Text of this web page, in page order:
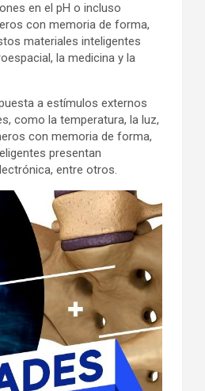
en el pH o incluso
con memoria de forma,
materiales inteligentes
la medicina y la
a estímulos externos
como la temperatura, la luz,
con memoria de forma,
presentan
entre otros.